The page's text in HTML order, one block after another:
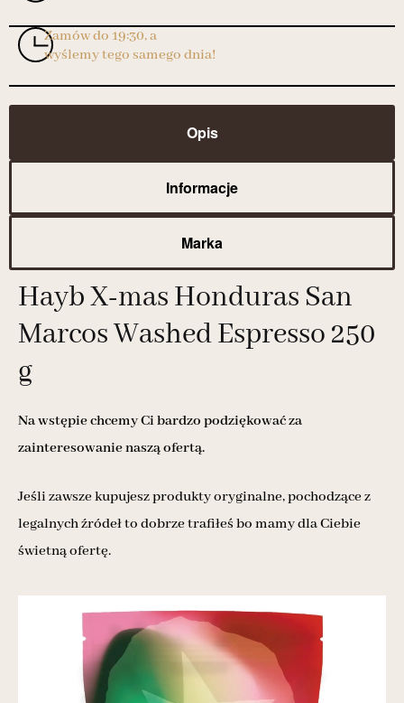
Zamów do 19:30, a
wyślemy tego samego dnia!
Opis
Informacje
Marka
Hayb X-mas Honduras San
Marcos Washed Espresso 250
g
Na wstępie chcemy Ci bardzo podziękować za
zainteresowanie naszą ofertą.
Jeśli zawsze kupujesz produkty oryginalne, pochodzące z
legalnych źródeł to dobrze trafiłeś bo mamy dla Ciebie
świetną ofertę.